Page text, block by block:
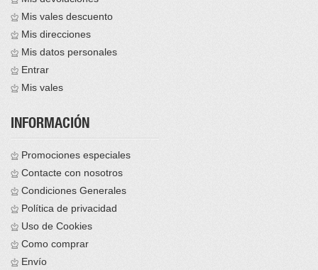
Mis vales descuento
Mis direcciones
Mis datos personales
Entrar
Mis vales
INFORMACIÓN
Promociones especiales
Contacte con nosotros
Condiciones Generales
Política de privacidad
Uso de Cookies
Como comprar
Envío